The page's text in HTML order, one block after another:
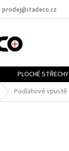
prodej@itadeco.cz
PLOCHÉ STŘECHY
Podlahové vpustě